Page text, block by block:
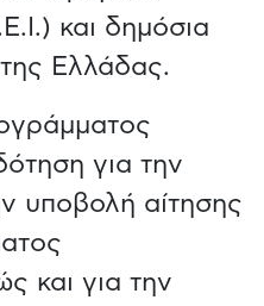
και δημόσια
Ελλάδας.
για την
υποβολή αίτησης
και για την